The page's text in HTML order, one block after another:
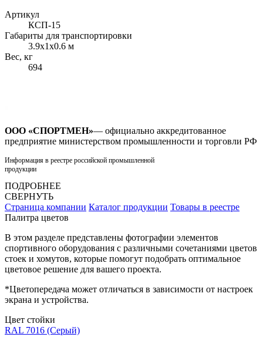
Артикул
КСП-15
Габариты для транспортировки
3.9x1x0.6 м
Вес, кг
694
ООО «СПОРТМЕН»— официально аккредитованное
предприятие министерством промышленности и торговли РФ
Информация в реестре российской промышленной
продукции
ПОДРОБНЕЕ
СВЕРНУТЬ
Страница компании Каталог продукции Товары в реестре
Палитра цветов
В этом разделе представлены фотографии элементов
спортивного оборудования с различными сочетаниями цветов
стоек и хомутов, которые помогут подобрать оптимальное
цветовое решение для вашего проекта.
*Цветопередача может отличаться в зависимости от настроек
экрана и устройства.
Цвет стойки
RAL 7016 (Серый)